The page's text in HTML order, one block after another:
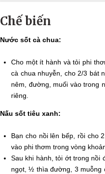
Chế biến
Nước sốt cà chua:
Cho một ít hành và tỏi phi
cà chua nhuyễn, cho 2/3 bát
nêm, đường, muối vào trong
riêng.
Nấu sốt tiêu xanh:
Bạn cho nồi lên bếp, rồi cho
vào phi thơm trong vòng
Sau khi hành, tỏi ớt trong nồi
ngọt, ½ thìa đường, 3 muỗng